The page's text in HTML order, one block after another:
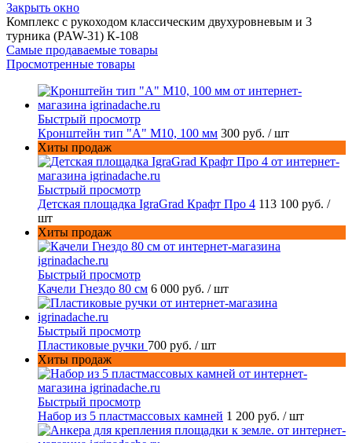
Закрыть окно
Комплекс с рукоходом классическим двухуровневым и 3
турника (PAW-31) К-108
Самые продаваемые товары
Просмотренные товары
Быстрый просмотр
Кронштейн тип "A" M10, 100 мм 300 руб. / шт
Хиты продаж
Быстрый просмотр
Детская площадка IgraGrad Крафт Про 4 113 100 руб. /
шт
Хиты продаж
Быстрый просмотр
Качели Гнездо 80 см 6 000 руб. / шт
Быстрый просмотр
Пластиковые ручки 700 руб. / шт
Хиты продаж
Быстрый просмотр
Набор из 5 пластмассовых камней 1 200 руб. / шт